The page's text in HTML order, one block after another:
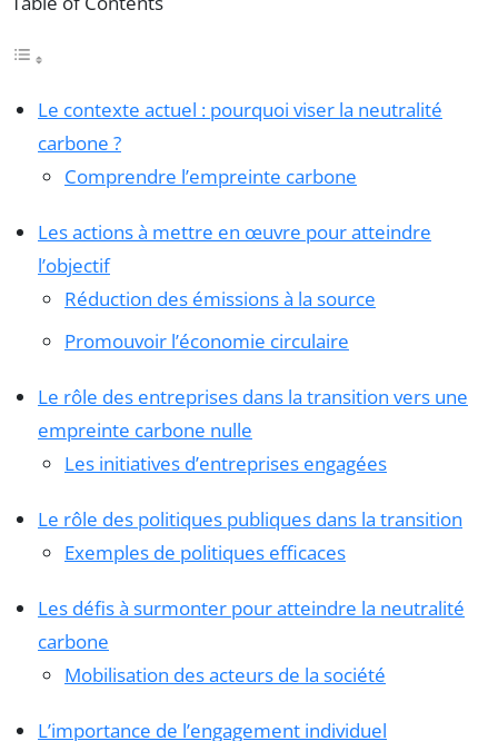
Le contexte actuel : pourquoi viser la neutralité
carbone ?
Comprendre l’empreinte carbone
Les actions à mettre en œuvre pour atteindre
l’objectif
Réduction des émissions à la source
Promouvoir l’économie circulaire
Le rôle des entreprises dans la transition vers une
empreinte carbone nulle
Les initiatives d’entreprises engagées
Le rôle des politiques publiques dans la transition
Exemples de politiques efficaces
Les défis à surmonter pour atteindre la neutralité
carbone
Mobilisation des acteurs de la société
L’importance de l’engagement individuel